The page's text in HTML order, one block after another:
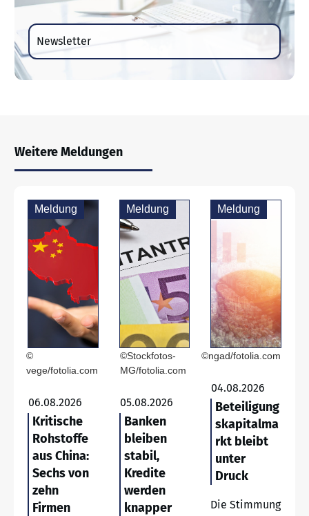
Newsletter
Weitere Meldungen
Meldung
©
vege/fotolia.com
06.08.2026
Kritische
Rohstoffe
aus China:
Sechs von
zehn
Firmen
Meldung
©Stockfotos-
MG/fotolia.com
05.08.2026
Banken
bleiben
stabil,
Kredite
werden
knapper
Meldung
©ngad/fotolia.com
04.08.2026
Beteiligung
skapitalma
rkt bleibt
unter
Druck
Die Stimmung